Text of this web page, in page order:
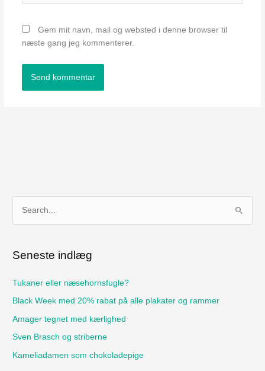
Gem mit navn, mail og websted i denne browser til
næste gang jeg kommenterer.
e
r
:
Seneste indlæg
Tukaner eller næsehornsfugle?
Black Week med 20% rabat på alle plakater og rammer
Amager tegnet med kærlighed
Sven Brasch og striberne
Kameliadamen som chokoladepige